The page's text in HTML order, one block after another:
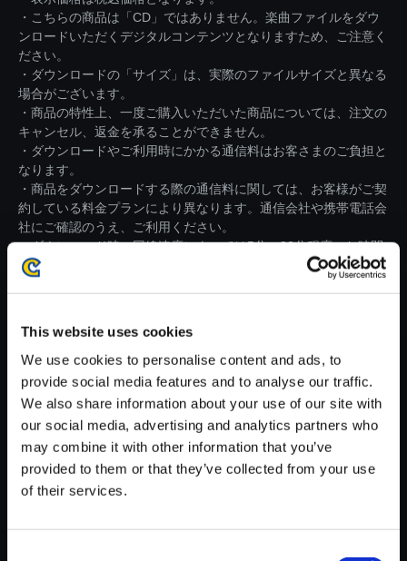
This website uses cookies
We use cookies to personalise content and ads, to
provide social media features and to analyse our traffic.
We also share information about your use of our site with
our social media, advertising and analytics partners who
may combine it with other information that you’ve
provided to them or that they’ve collected from your use
of their services.
・こちらの商品は「CD」ではありません。楽曲ファイルをダウ
ンロードいただくデジタルコンテンツとなりますため、ご注意く
ださい。
・ダウンロードの「サイズ」は、実際のファイルサイズと異なる
場合がございます。
・商品の特性上、一度ご購入いただいた商品については、注文の
キャンセル、返金を承ることができません。
・ダウンロードやご利用時にかかる通信料はお客さまのご負担と
なります。
・商品をダウンロードする際の通信料に関しては、お客様がご契
約している料金プランにより異なります。通信会社や携帯電話会
社にご確認のうえ、ご利用ください。
・ダウンロード時、回線速度によっては5分～82分程度のお時間
がかかる場合がございます。
※ご購入いただいたファイルのダウンロードの際には、通信環境
【単曲】流星のロックマン パー
フェクトコレクション オリジナ
150円